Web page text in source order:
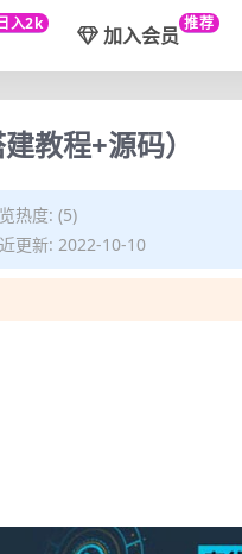
入2k 加入会员 推荐
教程+源码）
热度: (5)
更新: 2022-10-10